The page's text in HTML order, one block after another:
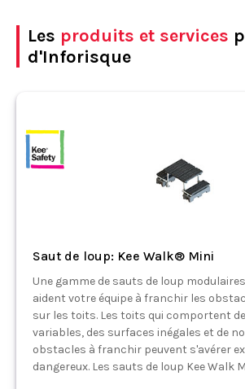
Les produits et services
d'Inforisque
Saut de loup: Kee Walk® Mini
Une gamme de sauts de loup
aident votre équipe à franchir les
sur les toits. Les toits qui comportent
variables, des surfaces inégales et de
obstacles à franchir peuvent s'avérer
dangereux. Les sauts de loup Kee Walk